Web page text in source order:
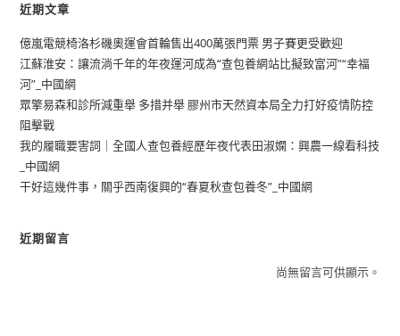
近期文章
億嵐電競椅洛杉磯奧運會首輪售出400萬張門票 男子賽更受歡迎
江蘇淮安：讓流淌千年的年夜運河成為“查包養網站比擬致富河”“幸福
河”_中國網
眾擎易森和診所減重舉 多措并舉 膠州市天然資本局全力打好疫情防控
阻擊戰
我的履職要害詞｜全國人查包養經歷年夜代表田淑嫻：興農一線看科技
_中國網
干好這幾件事，關乎西南復興的“春夏秋查包養冬”_中國網
近期留言
尚無留言可供顯示。